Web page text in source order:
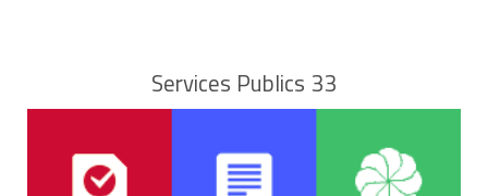
Services Publics 33